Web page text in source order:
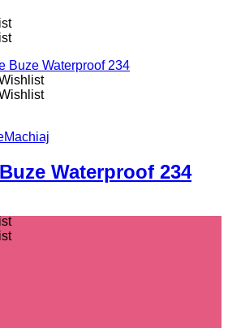
Machiaj
Waterproof 234